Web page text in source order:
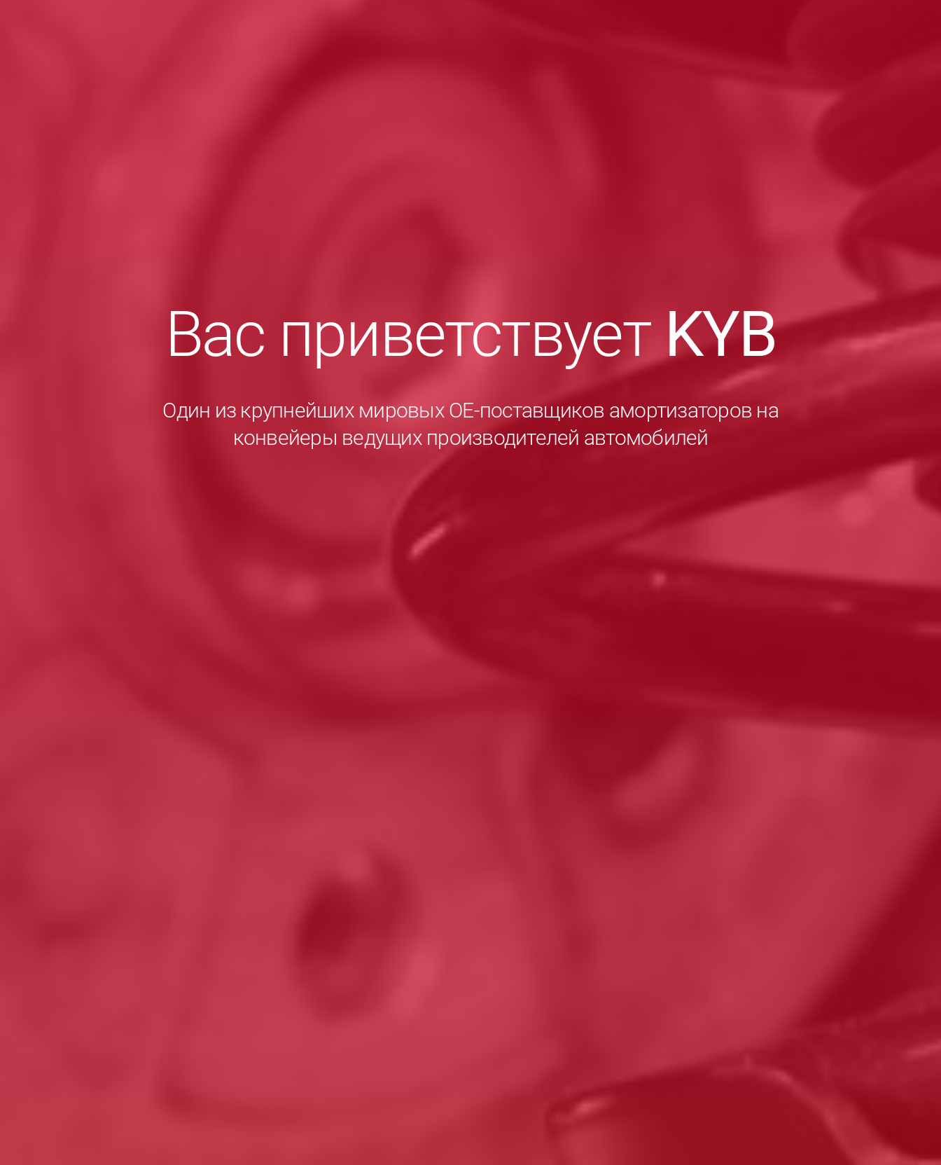
Вас приветствует KYB
Один из крупнейших мировых ОЕ-поставщиков амортизаторов на
конвейеры ведущих производителей автомобилей